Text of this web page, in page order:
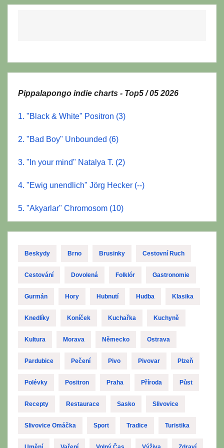
Pippalapongo indie charts - Top5 / 05 2026
1. "Black & White" Positron (3)
2. "Bad Boy" Unbounded (6)
3. "In your mind" Natalya T. (2)
4. "Ewig unendlich" Jörg Hecker (--)
5. "Akyarlar" Chromosom (10)
Beskydy Brno Brusinky Cestovní Ruch
Cestování Dovolená Folklór Gastronomie
Gurmán Hory Hubnutí Hudba Klasika
Knedlíky Koníček Kuchařka Kuchyně
Kultura Morava Německo Ostrava
Pardubice Pečení Pivo Pivovar Plzeň
Polévky Positron Praha Příroda Půst
Recepty Restaurace Sasko Slivovice
Slivovice Omáčka Sport Tradice Turistika